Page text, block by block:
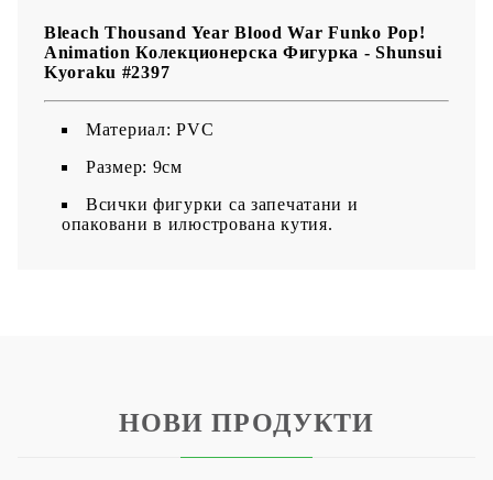
Bleach Thousand Year Blood War Funko Pop!
Animation Колекционерска Фигурка - Shunsui
Kyoraku #2397
Материал: PVC
Размер: 9см
Всички фигурки са запечатани и
опаковани в илюстрована кутия.
НОВИ ПРОДУКТИ